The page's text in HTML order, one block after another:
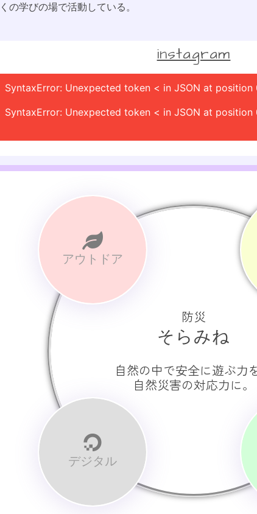
の学びの場で活動している。
instagram
SyntaxError: Unexpected token < in JSON at position
SyntaxError: Unexpected token < in JSON at position
アウトドア
みちくさ
そらみね
楽しいことは日常に潜む
いつもの風景の中を冒険す
デジタル